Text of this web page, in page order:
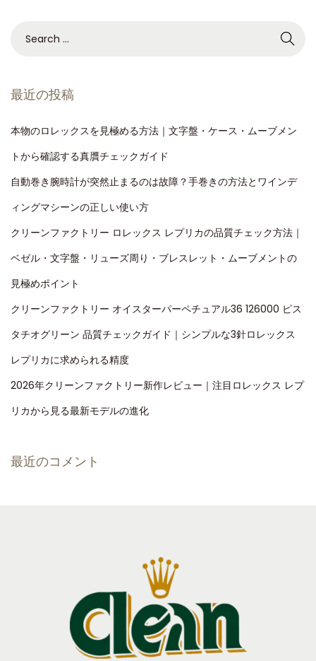
最近の投稿
本物のロレックスを見極める方法｜文字盤・ケース・ムーブメン
トから確認する真贋チェックガイド
自動巻き腕時計が突然止まるのは故障？手巻きの方法とワインデ
ィングマシーンの正しい使い方
クリーンファクトリー ロレックス レプリカの品質チェック方法｜
ベゼル・文字盤・リューズ周り・ブレスレット・ムーブメントの
見極めポイント
クリーンファクトリー オイスターパーペチュアル36 126000 ピス
タチオグリーン 品質チェックガイド｜シンプルな3針ロレックス
レプリカに求められる精度
2026年クリーンファクトリー新作レビュー｜注目ロレックス レプ
リカから見る最新モデルの進化
最近のコメント